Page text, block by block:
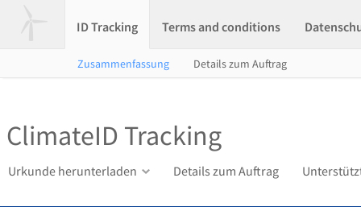
ID Tracking Terms and conditions
Zusammenfassung Details zum Auftrag
ClimateID Tracking
Urkunde herunterladen Details zum Auftrag